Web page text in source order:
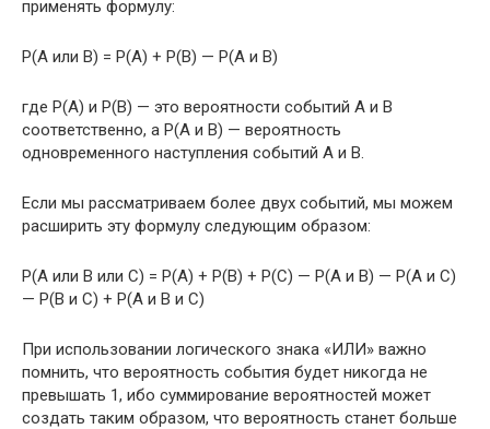
применять формулу:
P(A или B) = P(A) + P(B) — P(A и B)
где P(A) и P(B) — это вероятности событий A и B
соответственно, а P(A и B) — вероятность
одновременного наступления событий A и B.
Если мы рассматриваем более двух событий, мы можем
расширить эту формулу следующим образом:
P(A или B или C) = P(A) + P(B) + P(C) — P(A и B) — P(A и C)
— P(B и C) + P(A и B и C)
При использовании логического знака «ИЛИ» важно
помнить, что вероятность события будет никогда не
превышать 1, ибо суммирование вероятностей может
создать таким образом, что вероятность станет больше